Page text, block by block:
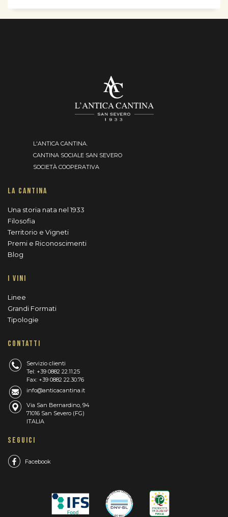
L'ANTICA CANTINA.
CANTINA SOCIALE SAN SEVERO
SOCIETÀ COOPERATIVA
LA CANTINA
Una storia nata nel 1933
Filosofia
Territorio e Vigneti
Premi e Riconoscimenti
Blog
I VINI
Linee
Grandi Formati
Tipologie
CONTATTI
Servizio clienti
Tel: +39 0882 22.11.25
Fax: +39 0882 22.30.76
info@anticacantina.it
Via San Bernardino, 94
71016 San Severo (FG)
ITALIA
SEGUICI
Facebook